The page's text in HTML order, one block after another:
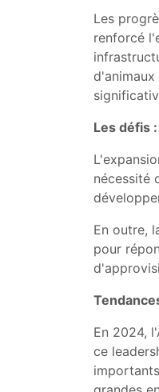
Les
renforcé
Les défis :
nécessité
En outre,
pour
En 2024,
ce